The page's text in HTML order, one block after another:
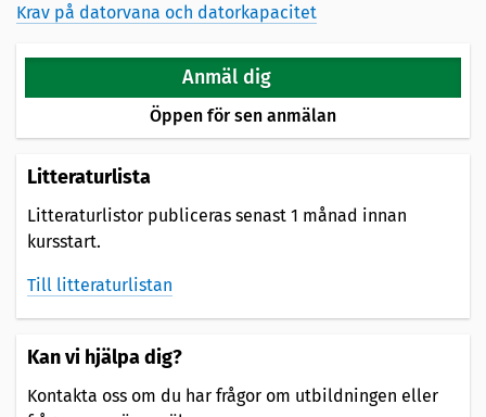
Krav på datorvana och datorkapacitet
Anmäl dig
Öppen för sen anmälan
Litteraturlista
Litteraturlistor publiceras senast 1 månad innan
kursstart.
Till litteraturlistan
Kan vi hjälpa dig?
Kontakta oss om du har frågor om utbildningen eller